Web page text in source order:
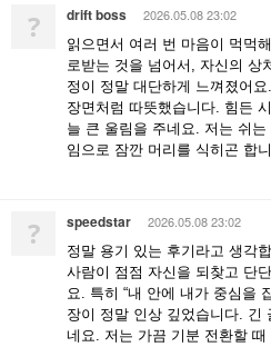
? drift boss 2026.05.08 23:02
읽으면서 여러 번 마음이 먹먹
로받는 것을 넘어서, 자신의 상
정이 정말 대단하게 느껴졌어
장면처럼 따뜻했습니다. 힘든
늘 큰 울림을 주네요. 저는 쉬는
임으로 잠깐 머리를 식히곤 합
? speedstar 2026.05.08 23:02
정말 용기 있는 후기라고 생각
사람이 점점 자신을 되찾고 단
요. 특히 “내 안에 내가 중심을
장이 정말 인상 깊었습니다. 긴
네요. 저는 가끔 기분 전환할 때